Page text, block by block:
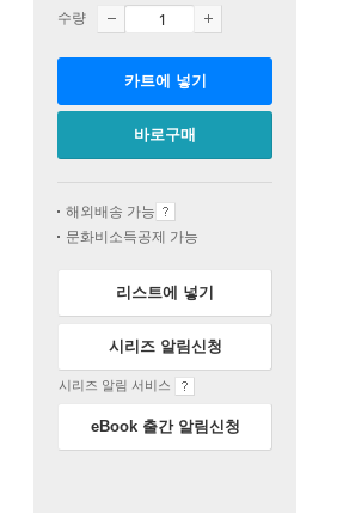
수량
카트에 넣기
바로구매
해외배송 가능
문화비소득공제 가능
리스트에 넣기
시리즈 알림신청
시리즈 알림 서비스
eBook 출간 알림신청